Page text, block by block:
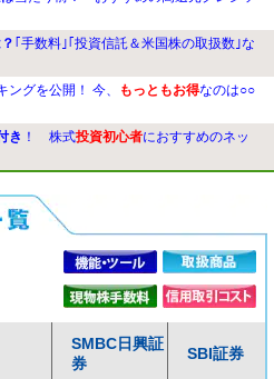
｢手数料｣｢投資信託＆米国株の取扱数｣な
ングを公開！ 今、 もっともお得なのは○○
き ！ 株式投資初心者におすすめのネッ
SMBC日興証
券
SBI証券